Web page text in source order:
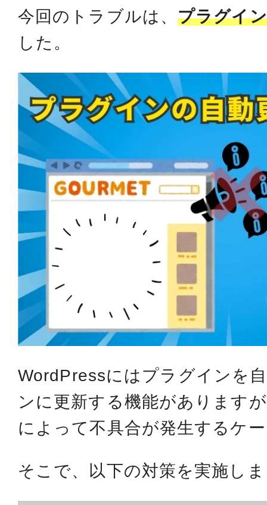
今回のトラブルは、プラグイ
した。
WordPressにはプラグインを
ンに更新する機能があります
によって不具合が発生するケ
そこで、以下の対策を実施し